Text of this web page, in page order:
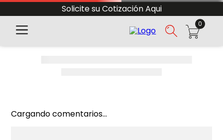
Solicite su Cotización Aqui
0
Cargando comentarios...